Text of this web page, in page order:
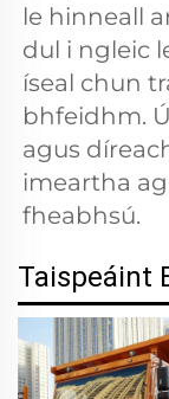
le hinneall
dul i ngleic
íseal chun
bhfeidhm.
agus
imeartha
fheabhsú.
Taispeáint